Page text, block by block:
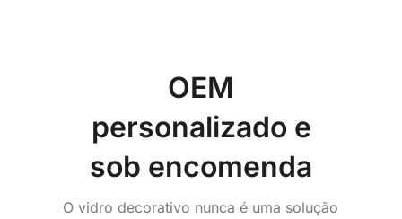
OEM
personalizado e
sob encomenda
O vidro decorativo nunca é uma solução